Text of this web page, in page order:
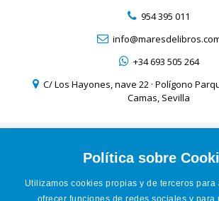
Política sobre
Utilizamos cookies propias y de terceros
ofrecer funciones de redes sociales y para
954 395 011
+34 693 505 264
C/ Los Hayones, nave 22 · Polígono
Camas, Sevilla
Política de Cookies
Condiciones de venta online